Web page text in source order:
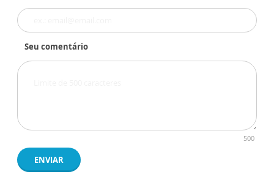
Seu comentário
500
ENVIAR